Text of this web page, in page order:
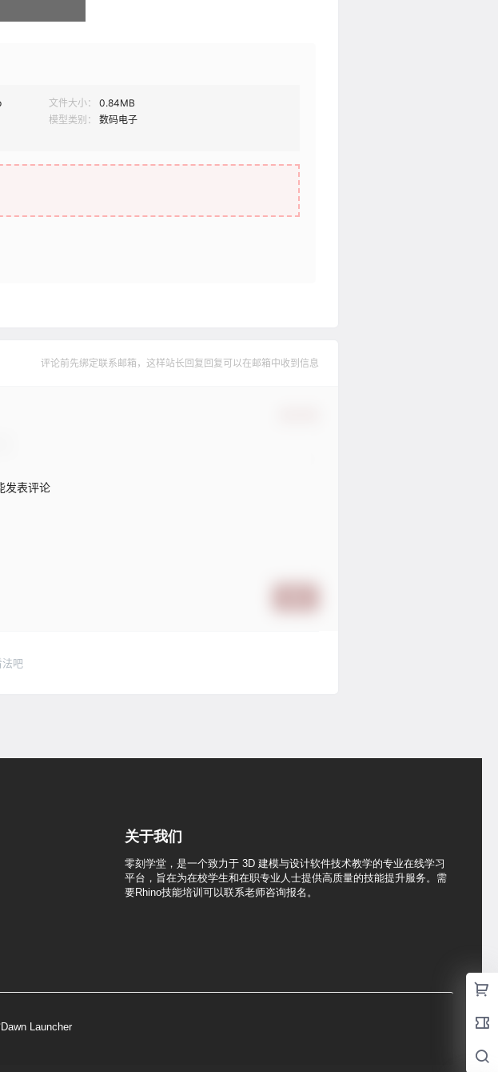
文件大小：
0.84MB
模型类别：
数码电子
评论前先绑定联系邮箱，这样站长回复回复可以在邮箱中收到信息
发表评论
法吧
关于我们
零刻学堂，是一个致力于 3D 建模与设计软件技术教学的专业在线学习
平台，旨在为在校学生和在职专业人士提供高质量的技能提升服务。需
要Rhino技能培训可以联系老师咨询报名。
Dawn Launcher